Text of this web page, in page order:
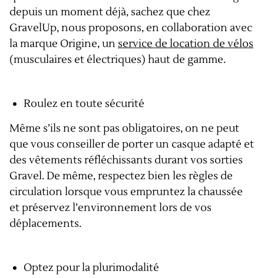
depuis un moment déjà, sachez que chez
GravelUp, nous proposons, en collaboration avec
la marque Origine, un service de location de vélos
(musculaires et électriques) haut de gamme.
Roulez en toute sécurité
Même s’ils ne sont pas obligatoires, on ne peut
que vous conseiller de porter un casque adapté et
des vêtements réfléchissants durant vos sorties
Gravel. De même, respectez bien les règles de
circulation lorsque vous empruntez la chaussée
et préservez l’environnement lors de vos
déplacements.
Optez pour la plurimodalité